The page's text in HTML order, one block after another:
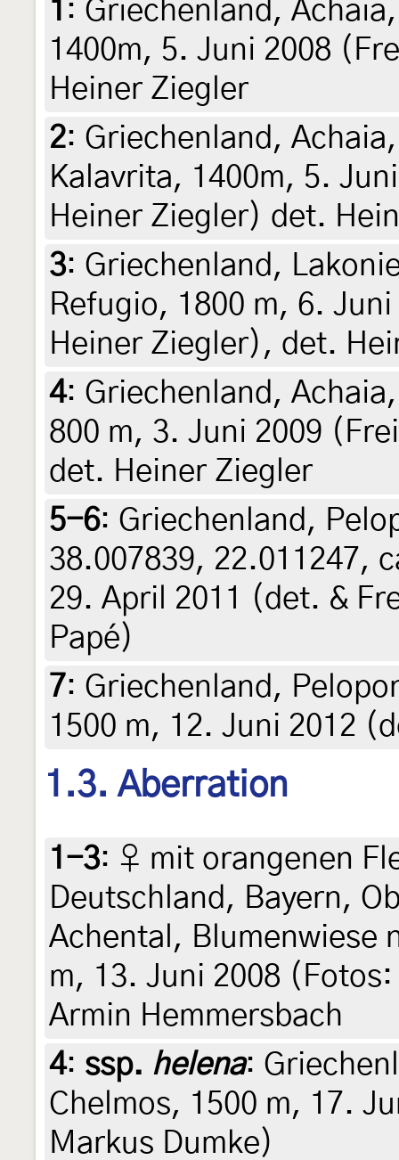
1 : Griechenland,
1400m, 5. Juni 2008
Heiner Ziegler
2: Griechenland,
Kalavrita, 1400m, 5.
Heiner Ziegler) det.
3: Griechenland,
Refugio, 1800 m, 6.
Heiner Ziegler), det.
4: Griechenland,
800 m, 3. Juni 2009
det. Heiner Ziegler
5-6: Griechenland,
38.007839, 22.011247,
29. April 2011 (det. &
Papé)
7: Griechenland,
1500 m, 12. Juni 2012
1.3. Aberration
1-3: ♀ mit orangenen
Deutschland, Bayern,
Achental, Blumenwiese
m, 13. Juni 2008
Armin Hemmersbach
4: ssp. helena:
Chelmos, 1500 m, 17.
Markus Dumke)